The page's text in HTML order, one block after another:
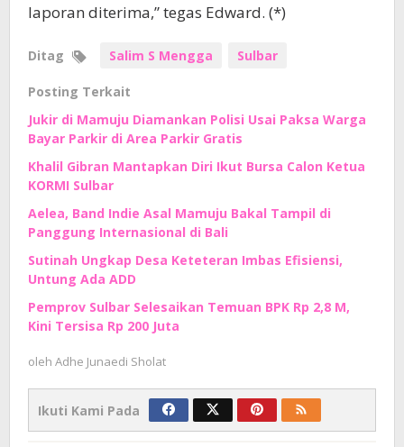
laporan diterima,” tegas Edward. (*)
Ditag Salim S Mengga Sulbar
Posting Terkait
Jukir di Mamuju Diamankan Polisi Usai Paksa Warga
Bayar Parkir di Area Parkir Gratis
Khalil Gibran Mantapkan Diri Ikut Bursa Calon Ketua
KORMI Sulbar
Aelea, Band Indie Asal Mamuju Bakal Tampil di
Panggung Internasional di Bali
Sutinah Ungkap Desa Keteteran Imbas Efisiensi,
Untung Ada ADD
Pemprov Sulbar Selesaikan Temuan BPK Rp 2,8 M,
Kini Tersisa Rp 200 Juta
oleh Adhe Junaedi Sholat
Ikuti Kami Pada